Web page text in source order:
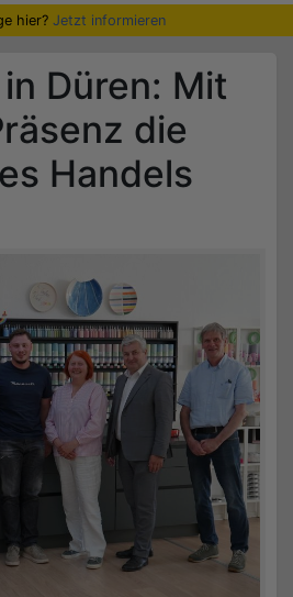
hier? Jetzt informieren
Düren: Mit
die
Handels